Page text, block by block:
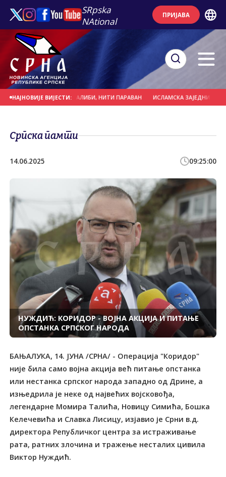
SRpska
NAtional
ПРИЈАВА
НАЈНОВИЈЕ ВИЈЕСТИ:
БИТИ СУЉАГИЋУ АЛИБИ, НИТИ ПАРАВАН ИСЛАМСКА ЗАЈЕДНИЦА ДА
Српска памти
14.06.2025 09:25:00
НУЖДИЋ: КОРИДОР - ВОЈНА АКЦИЈА И ПИТАЊЕ
ОПСТАНКА СРПСКОГ НАРОДА
БАЊАЛУКА, 14. ЈУНА /СРНА/ - Операција "Коридор"
није била само војна акција већ питање опстанка
или нестанка српског народа западно од Дрине, а
изњедрила је неке од највећих војсковођа,
легендарне Момира Талића, Новицу Симића, Бошка
Келечевића и Славка Лисицу, изјавио је Срни в.д.
директора Републичког центра за истраживање
рата, ратних злочина и тражење несталих цивила
Виктор Нуждић.